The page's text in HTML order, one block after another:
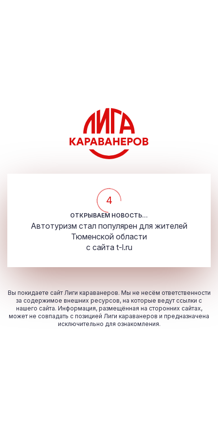
4
ОТКРЫВАЕМ НОВОСТЬ...
Автотуризм стал популярен для жителей
Тюменской области
с сайта t-l.ru
Вы покидаете сайт Лиги караванеров. Мы не несём ответственности
за содержимое внешних ресурсов, на которые ведут ссылки с
нашего сайта. Информация, размещённая на сторонних сайтах,
может не совпадать с позицией Лиги караванеров и предназначена
исключительно для ознакомления.